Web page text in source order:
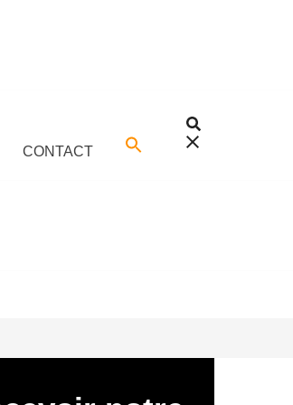
CONTACT